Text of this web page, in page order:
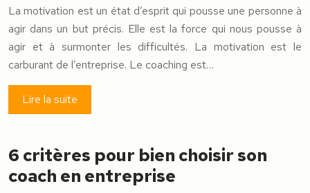
La motivation est un état d’esprit qui pousse une personne à
agir dans un but précis. Elle est la force qui nous pousse à
agir et à surmonter les difficultés. La motivation est le
carburant de l’entreprise. Le coaching est…
Lire la suite
6 critères pour bien choisir son
coach en entreprise